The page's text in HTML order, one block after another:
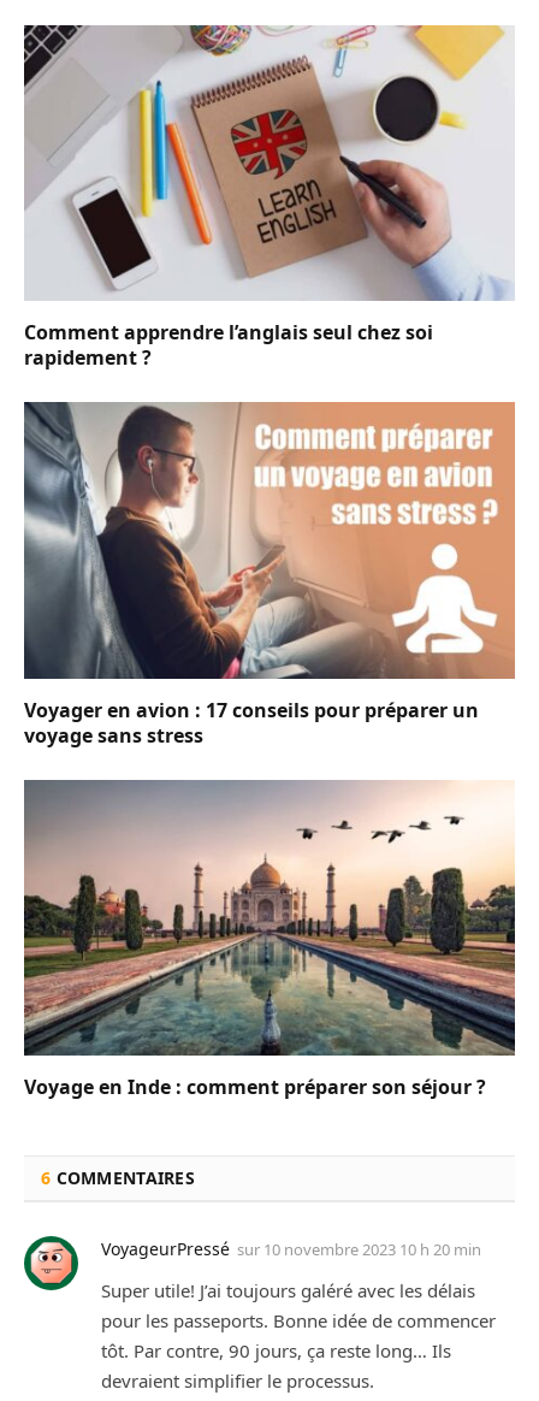
Comment apprendre l’anglais seul chez soi
rapidement ?
Voyager en avion : 17 conseils pour préparer un
voyage sans stress
Voyage en Inde : comment préparer son séjour ?
6 COMMENTAIRES
VoyageurPressé sur 10 novembre 2023 10 h 20 min
Super utile! J’ai toujours galéré avec les délais
pour les passeports. Bonne idée de commencer
tôt. Par contre, 90 jours, ça reste long… Ils
devraient simplifier le processus.